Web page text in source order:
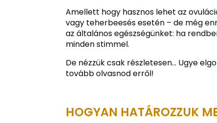
Amellett hogy hasznos lehet az
vagy teherbeesés esetén – de még
az általános egészségünket: ha
minden stimmel.
De nézzük csak részletesen… Ugye
tovább olvasnod erről!
HOGYAN HATÁROZZUK